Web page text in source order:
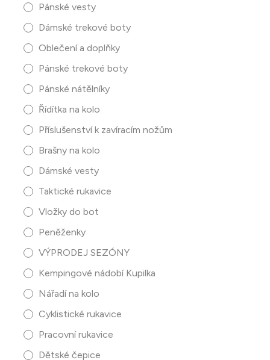
Pánské vesty
Dámské trekové boty
Oblečení a doplňky
Pánské trekové boty
Pánské nátělníky
Řídítka na kolo
Příslušenství k zavíracím nožům
Brašny na kolo
Dámské vesty
Taktické rukavice
Vložky do bot
Peněženky
VÝPRODEJ SEZÓNY
Kempingové nádobí Kupilka
Nářadí na kolo
Cyklistické rukavice
Pracovní rukavice
Dětské čepice